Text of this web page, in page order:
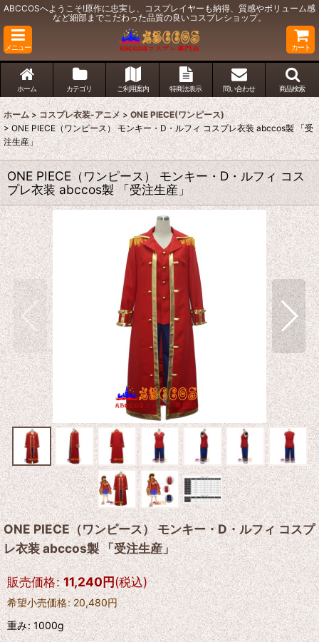
ABCCOSへようこそ!原作に忠実し、コスプレイヤーも納得、質感やボリューム感
など細部までこだわった品質の良いコスプレショップ。
メニュー カート
ホーム カテゴリ ご利用案内 特商法表示 問い合わせ 商品検索
ホーム > コスプレ衣装-アニメ > ONE PIECE(ワンピース)
> ONE PIECE（ワンピース） モンキー・D・ルフィ コスプレ衣装 abccos製 「受
注生産」
ONE PIECE（ワンピース） モンキー・D・ルフィ コス
プレ衣装 abccos製 「受注生産」
ONE PIECE（ワンピース） モンキー・D・ルフィ コスプ
レ衣装 abccos製 「受注生産」
販売価格: 11,240円(税込)
希望小売価格: 20,480円
重み:1000g